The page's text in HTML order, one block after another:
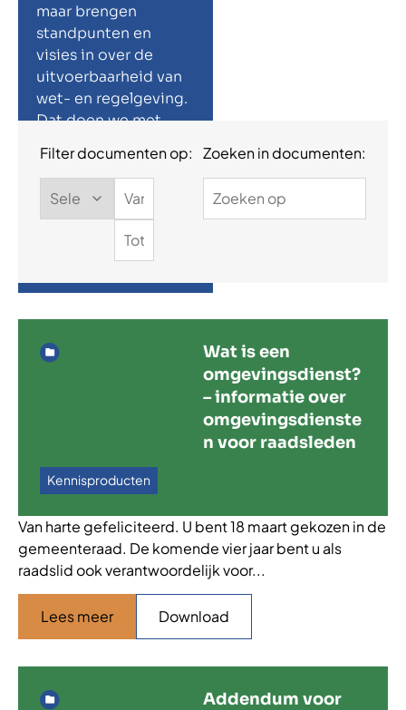
maar brengen
standpunten en
visies in over de
uitvoerbaarheid van
wet- en regelgeving.
Dat doen we met
en position papers.
Ons primaire doel is
bijdragen aan de
Filter documenten op: Zoeken in documenten:
Wat is een
omgevingsdienst?
– informatie over
omgevingsdienste
n voor raadsleden
Kennisproducten
Van harte gefeliciteerd. U bent 18 maart gekozen in de
gemeenteraad. De komende vier jaar bent u als
raadslid ook verantwoordelijk voor...
Lees meer Download
Addendum voor